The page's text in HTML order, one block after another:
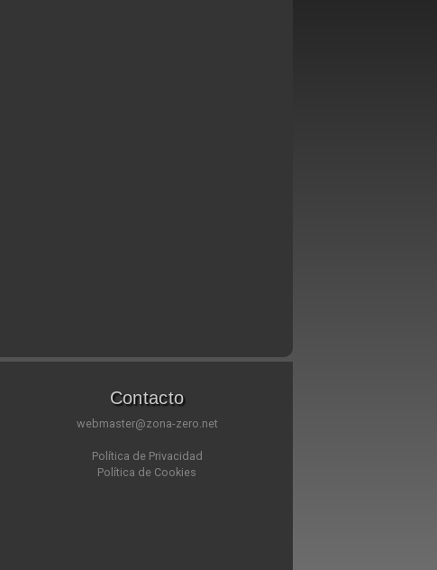
Contacto
webmaster@zona-zero.net
Política de Privacidad
Política de Cookies